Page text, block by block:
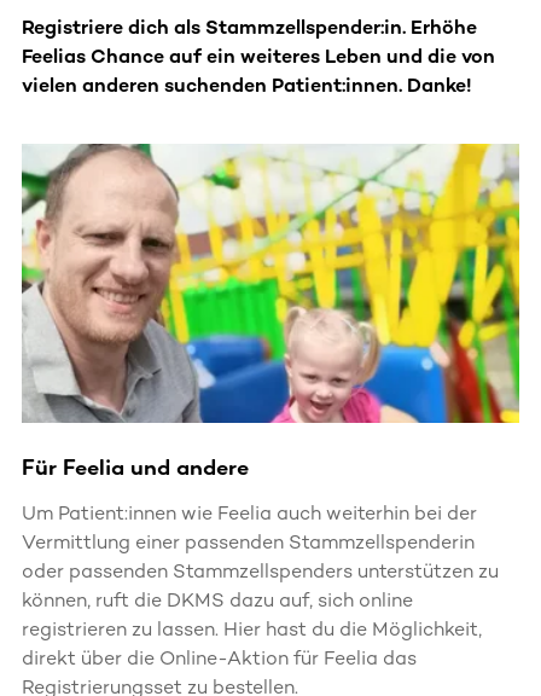
Registriere dich als Stammzellspender:in. Erhöhe
Feelias Chance auf ein weiteres Leben und die von
vielen anderen suchenden Patient:innen. Danke!
Für Feelia und andere
Um Patient:innen wie Feelia auch weiterhin bei der
Vermittlung einer passenden Stammzellspenderin
oder passenden Stammzellspenders unterstützen zu
können, ruft die DKMS dazu auf, sich online
registrieren zu lassen. Hier hast du die Möglichkeit,
direkt über die Online-Aktion für Feelia das
Registrierungsset zu bestellen.